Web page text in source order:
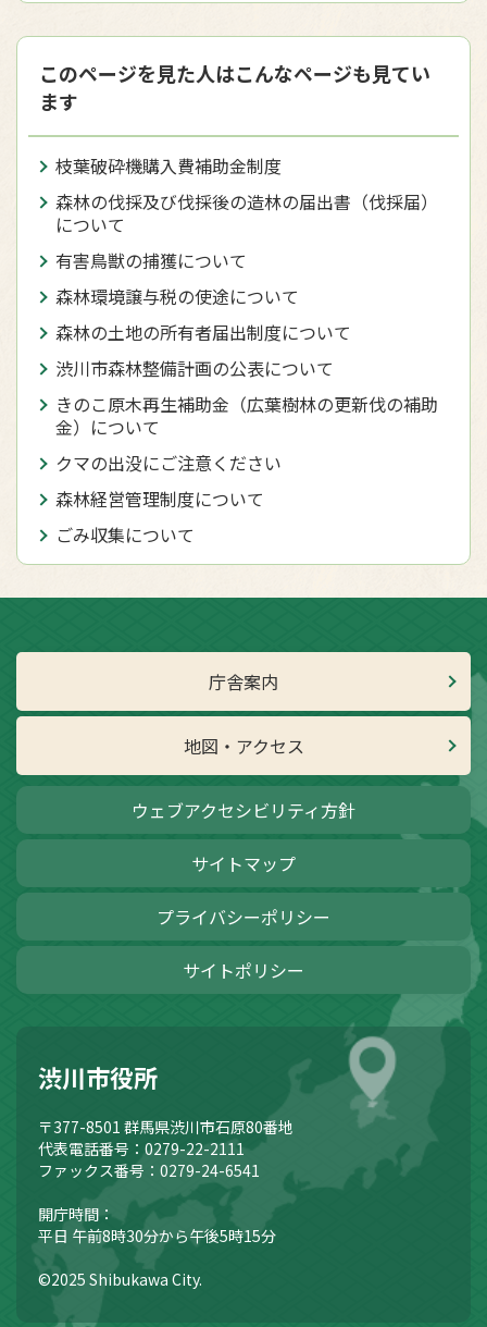
このページを見た人はこんなページも見てい
ます
枝葉破砕機購入費補助金制度
森林の伐採及び伐採後の造林の届出書（伐採届）
について
有害鳥獣の捕獲について
森林環境譲与税の使途について
森林の土地の所有者届出制度について
渋川市森林整備計画の公表について
きのこ原木再生補助金（広葉樹林の更新伐の補助
金）について
クマの出没にご注意ください
森林経営管理制度について
ごみ収集について
庁舎案内
地図・アクセス
ウェブアクセシビリティ方針
サイトマップ
プライバシーポリシー
サイトポリシー
渋川市役所
〒377-8501 群馬県渋川市石原80番地
代表電話番号：0279-22-2111
ファックス番号：0279-24-6541
開庁時間：
平日 午前8時30分から午後5時15分
©2025 Shibukawa City.